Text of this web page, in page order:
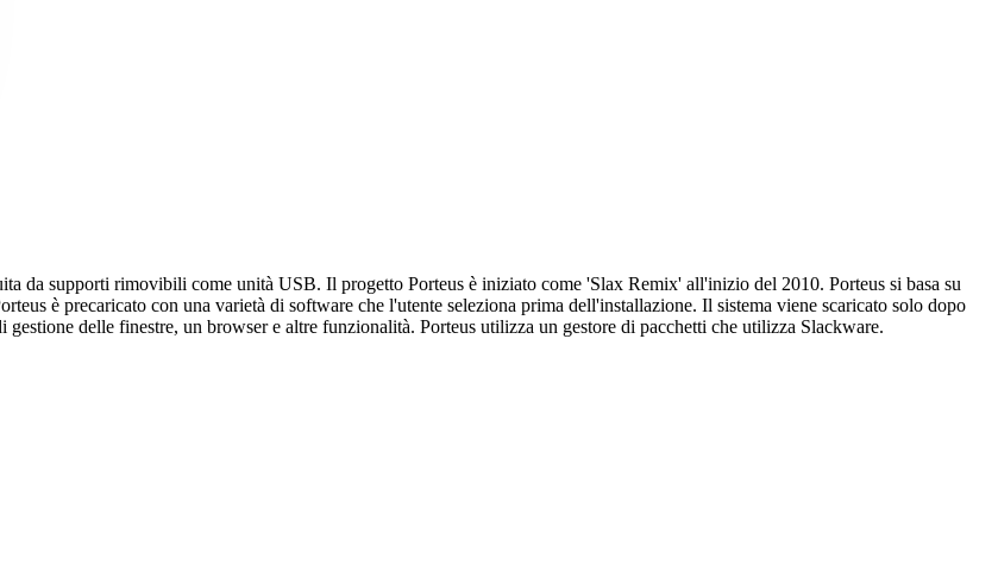
da supporti rimovibili come unità USB. Il progetto Porteus è iniziato come 'Slax Remix' all'inizio del 2010. Porteus si basa su
è precaricato con una varietà di software che l'utente seleziona prima dell'installazione. Il sistema viene scaricato solo dopo
delle finestre, un browser e altre funzionalità. Porteus utilizza un gestore di pacchetti che utilizza Slackware.